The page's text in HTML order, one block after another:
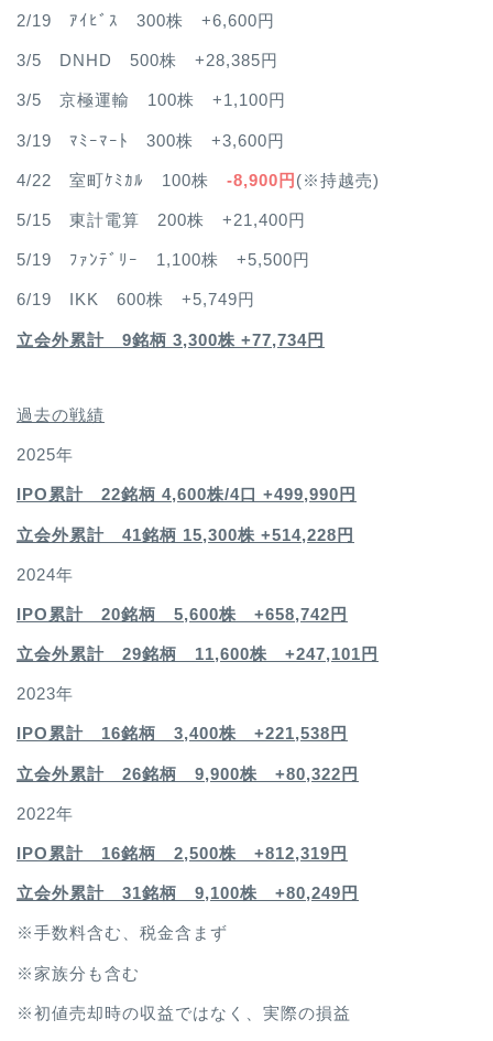
2/19 ｱｲﾋﾞｽ 300株 +6,600円
3/5 DNHD 500株 +28,385円
3/5 京極運輸 100株 +1,100円
3/19 ﾏﾐｰﾏｰﾄ 300株 +3,600円
4/22 室町ｹﾐｶﾙ 100株 -8,900円 (※持越売)
5/15 東計電算 200株 +21,400円
5/19 ﾌｧﾝﾃﾞﾘｰ 1,100株 +5,500円
6/19 IKK 600株 +5,749円
立会外累計 9銘柄 3,300株 +77,734円
過去の戦績
2025年
IPO累計 22銘柄 4,600株/4口 +499,990円
立会外累計 41銘柄 15,300株 +514,228円
2024年
IPO累計 20銘柄 5,600株 +658,742円
立会外累計 29銘柄 11,600株 +247,101円
2023年
IPO累計 16銘柄 3,400株 +221,538円
立会外累計 26銘柄 9,900株 +80,322円
2022年
IPO累計 16銘柄 2,500株 +812,319円
立会外累計 31銘柄 9,100株 +80,249円
※手数料含む、税金含まず
※家族分も含む
※初値売却時の収益ではなく、実際の損益